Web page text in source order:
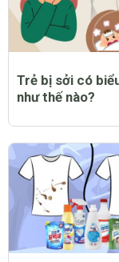
Trẻ bị sởi có
như thế nào?